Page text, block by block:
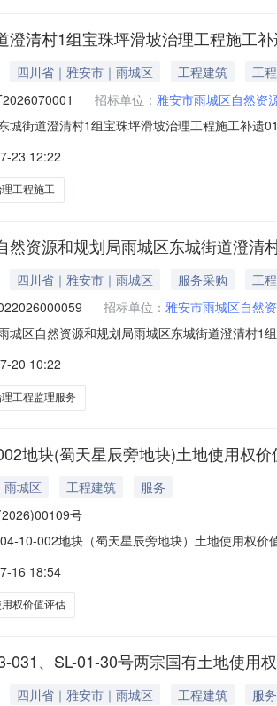
澄清村1组宝珠坪滑坡治理工程施工
四川省｜雅安市｜雨城区 工程建筑
工程
招标单位： 雅安市雨城区自然资
城街道澄清村1组宝珠坪滑坡治理工程施工补遗
工程量清单，并以本次上传的工程量清单为准
23 12:22
工程施工
然资源和规划局雨城区东城街道澄
四川省｜雅安市｜雨城区 服务采购
工程
招标单位： 雅安市雨城区自然
城区自然资源和规划局雨城区东城街道澄清村1
过项目电子化交易系统实行电子化采购。一、
争性磋商预
20 10:22
工程监理服务
地块(蜀天星辰旁地块)土地使用权
雨城区 工程建筑
服务
号
10-002地块（蜀天星辰旁地块）土地使用权
咨询电话：0835-2892324中介服务费：10000
16 18:54
权价值评估
031、SL-01-30号两宗国有土地使用
四川省｜雅安市｜雨城区 工程建筑
服务